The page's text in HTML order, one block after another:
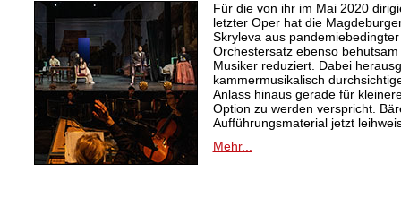
Für die von ihr im Mai 2020
letzter Oper hat die
Skryleva aus
Orchestersatz ebenso
Musiker reduziert. Dabei
kammermusikalisch
Anlass hinaus gerade für
Option zu werden verspricht.
Aufführungsmaterial jetzt
Mehr...